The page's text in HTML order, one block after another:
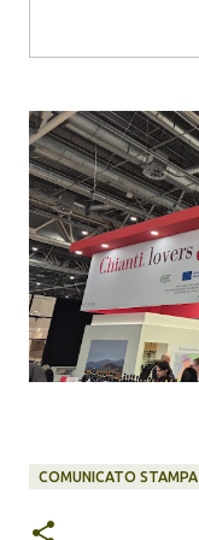
COMUNICATO STAMPA